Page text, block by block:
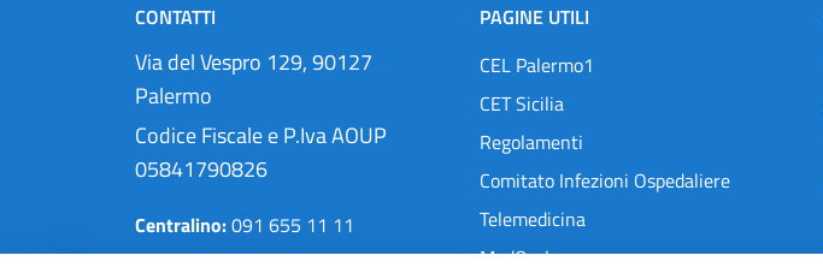
CONTATTI
Via del Vespro 129, 90127
Palermo
Codice Fiscale e P.Iva AOUP
05841790826
Centralino:091 655 11 11
Pec:protocollo@cert.policlinico.pa.it
PAGINE UTILI
CEL Palermo1
CET Sicilia
Regolamenti
Comitato Infezioni Ospedaliere
Telemedicina
MedOral